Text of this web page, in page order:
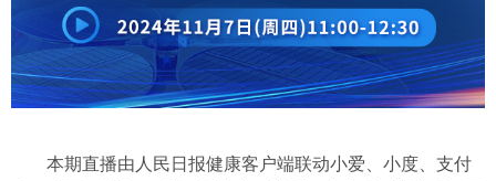
本期直播由人民日报健康客户端联动小爱、小度、支付